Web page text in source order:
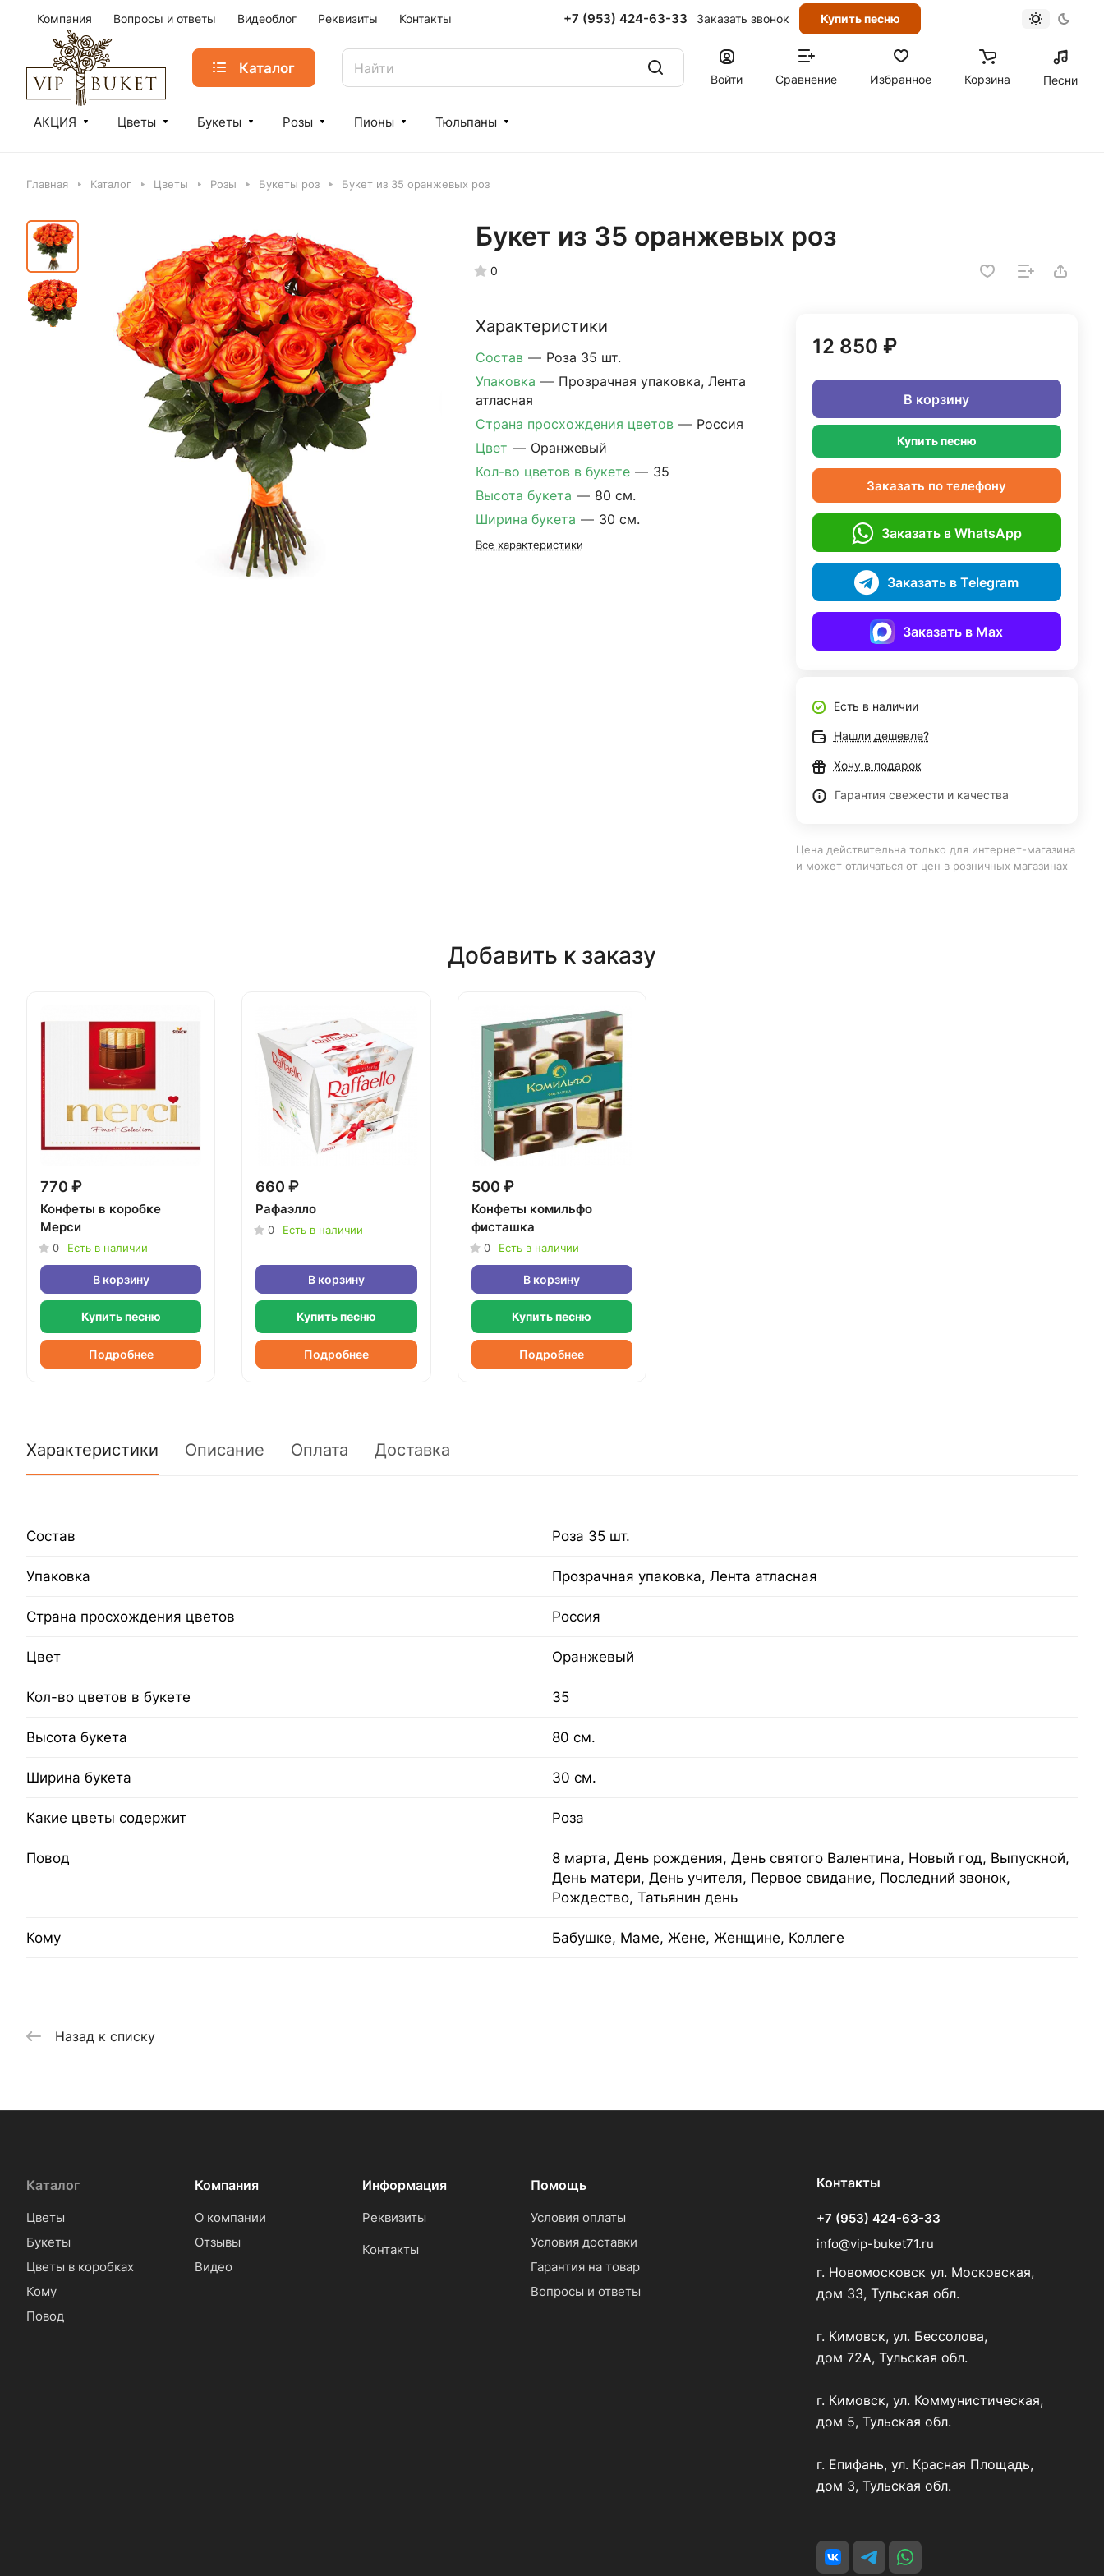
Компания Вопросы и ответы Видеоблог Реквизиты Контакты +7 (953) 424-63-33 Заказать звонок Купить песню
Каталог
Войти Сравнение Избранное Корзина Песни
АКЦИЯ Цветы Букеты Розы Пионы Тюльпаны
Главная Каталог Цветы Розы Букеты роз Букет из 35 оранжевых роз
Букет из 35 оранжевых роз
0
Характеристики
Состав — Роза 35 шт.
Упаковка — Прозрачная упаковка, Лента
атласная
Страна просхождения цветов — Россия
Цвет — Оранжевый
Кол-во цветов в букете — 35
Высота букета — 80 см.
Ширина букета — 30 см.
Все характеристики
12 850 ₽
В корзину
Купить песню
Заказать по телефону
Заказать в WhatsApp
Заказать в Telegram
Заказать в Max
Есть в наличии
Нашли дешевле?
Хочу в подарок
Гарантия свежести и качества
Цена действительна только для интернет-магазина
и может отличаться от цен в розничных магазинах
Добавить к заказу
770 ₽
Конфеты в коробке
Мерси
0 Есть в наличии
В корзину
Купить песню
Подробнее
660 ₽
Рафаэлло
0 Есть в наличии
В корзину
Купить песню
Подробнее
500 ₽
Конфеты комильфо
фисташка
0 Есть в наличии
В корзину
Купить песню
Подробнее
Характеристики Описание Оплата Доставка
Состав Роза 35 шт.
Упаковка Прозрачная упаковка, Лента атласная
Страна просхождения цветов Россия
Цвет Оранжевый
Кол-во цветов в букете 35
Высота букета 80 см.
Ширина букета 30 см.
Какие цветы содержит Роза
Повод
8 марта, День рождения, День святого Валентина, Новый год, Выпускной,
День матери, День учителя, Первое свидание, Последний звонок,
Рождество, Татьянин день
Кому Бабушке, Маме, Жене, Женщине, Коллеге
Назад к списку
Каталог
Цветы
Букеты
Цветы в коробках
Кому
Повод
Компания
О компании
Отзывы
Видео
Информация
Реквизиты
Контакты
Помощь
Условия оплаты
Условия доставки
Гарантия на товар
Вопросы и ответы
Контакты
+7 (953) 424-63-33
info@vip-buket71.ru
г. Новомосковск ул. Московская,
дом 33, Тульская обл.
г. Кимовск, ул. Бессолова,
дом 72А, Тульская обл.
г. Кимовск, ул. Коммунистическая,
дом 5, Тульская обл.
г. Епифань, ул. Красная Площадь,
дом 3, Тульская обл.